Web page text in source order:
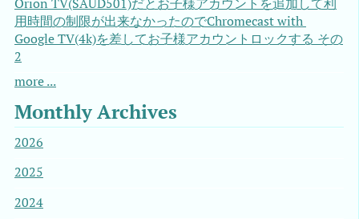
Orion TV(SAUD501)だとお子様アカウントを追加して利
用時間の制限が出来なかったのでChromecast with
Google TV(4k)を差してお子様アカウントロックする その
2
more ...
Monthly Archives
2026
2025
2024